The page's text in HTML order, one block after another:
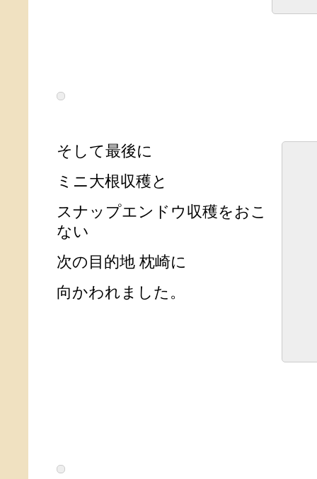
そして最後に
ミニ大根収穫と
スナップエンドウ収穫をおこ
ない
次の目的地 枕崎に
向かわれました。